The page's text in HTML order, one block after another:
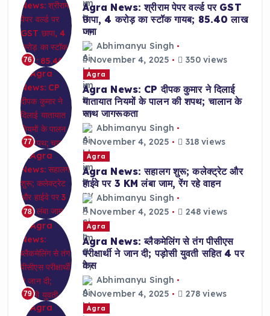
76
Agra News: श्रीराम पेपर वर्ल्ड पर GST
छापा, 4 करोड़ का स्टॉक गायब; 85.40 लाख
जमा
Abhimanyu Singh
November 4, 2025
350 views
77
Agra
Agra News: CP दीपक कुमार ने दिलाई
यातायात नियमों के पालन की शपथ; चालान के
साथ जागरूकता
Abhimanyu Singh
November 4, 2025
318 views
78
Agra
Agra News: सहालग शुरू; कलेक्ट्रेट और
हाईवे पर 3 KM लंबा जाम, रेंग रहे वाहन
Abhimanyu Singh
November 4, 2025
248 views
79
Agra
Agra News: ब्लैकमेलिंग से तंग पीसीएस
परीक्षार्थी ने जान दी; पड़ोसी युवती सहित 4 पर
केस
Abhimanyu Singh
November 4, 2025
278 views
Agra